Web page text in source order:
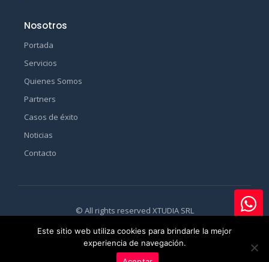
Nosotros
Portada
Servicios
Quienes Somos
Partners
Casos de éxito
Noticias
Contacto
© All rights reserved XTUDIA SRL
Este sitio web utiliza cookies para brindarle la mejor
experiencia de navegación.